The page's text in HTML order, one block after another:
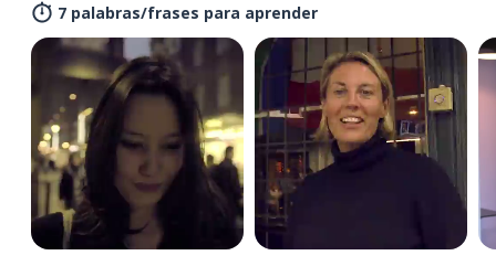
7 palabras/frases para aprender